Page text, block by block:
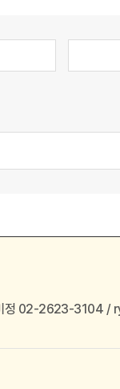
미정 02-2623-3104